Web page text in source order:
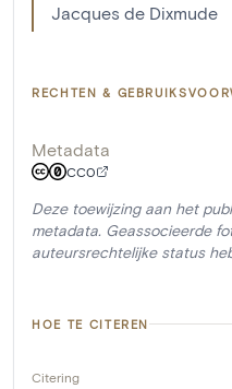
Jacques de Dixmude
RECHTEN &
Metadata
CC0
Deze toewijzing aan het
metadata. Geassocieerde
auteursrechtelijke status
HOE TE CITEREN
Citering